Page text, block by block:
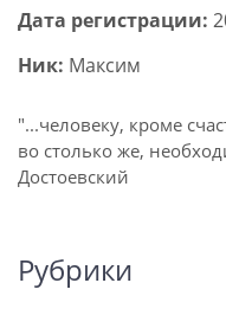
Дата регистрации:
Ник: Максим
"...человеку, кроме
во столько же,
Достоевский
Рубрики